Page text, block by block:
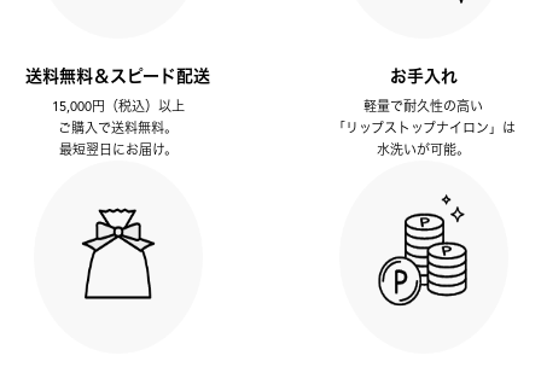
送料無料＆スピード配送
15,000円（税込）以上
ご購入で送料無料。
最短翌日にお届け。
お手入れ
軽量で耐久性の高い
「リップストップナイロン」は
水洗いが可能。